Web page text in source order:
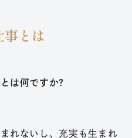
とは
は何ですか?
れないし、充実も生まれ